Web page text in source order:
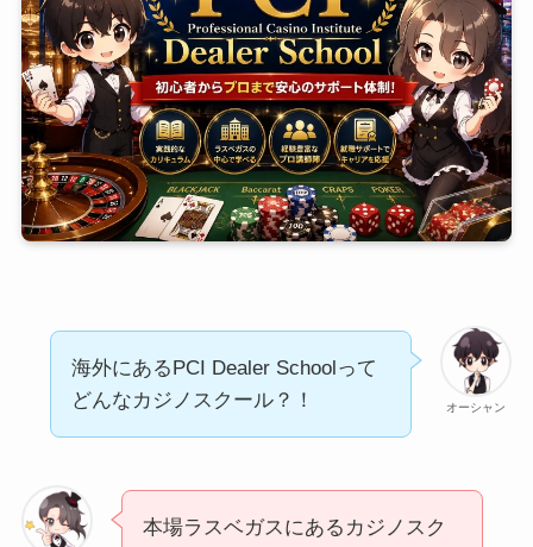
オーシャン
海外にあるPCI Dealer Schoolって
どんなカジノスクール？！
本場ラスベガスにあるカジノスク